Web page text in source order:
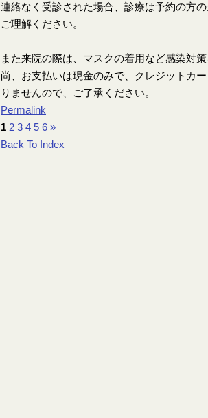
連絡なく受診された場合、診療は予約の方
ご理解ください。
また来院の際は、マスクの着用など感染対
尚、お支払いは現金のみで、クレジットカ
りませんので、ご了承ください。
Permalink
1 2 3 4 5 6 »
Back To Index